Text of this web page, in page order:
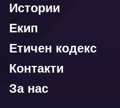
Истории
Екип
Етичен кодекс
Контакти
За нас